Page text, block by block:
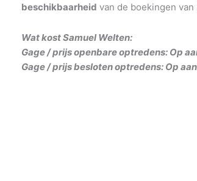
beschikbaarheid van de boekingen van
Wat kost Samuel Welten:
Gage / prijs openbare optredens: Op
Gage / prijs besloten optredens: Op